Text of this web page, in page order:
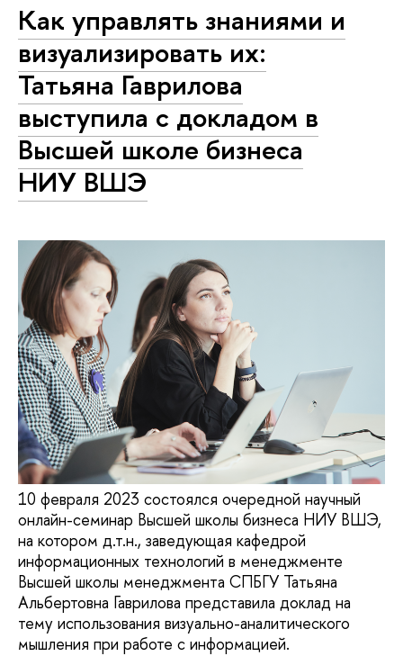
Как управлять знаниями и
визуализировать их:
Татьяна Гаврилова
выступила с докладом в
Высшей школе бизнеса
НИУ ВШЭ
10 февраля 2023 состоялся очередной научный
онлайн-семинар Высшей школы бизнеса НИУ ВШЭ,
на котором д.т.н., заведующая кафедрой
информационных технологий в менеджменте
Высшей школы менеджмента СПБГУ Татьяна
Альбертовна Гаврилова представила доклад на
тему использования визуально-аналитического
мышления при работе с информацией.